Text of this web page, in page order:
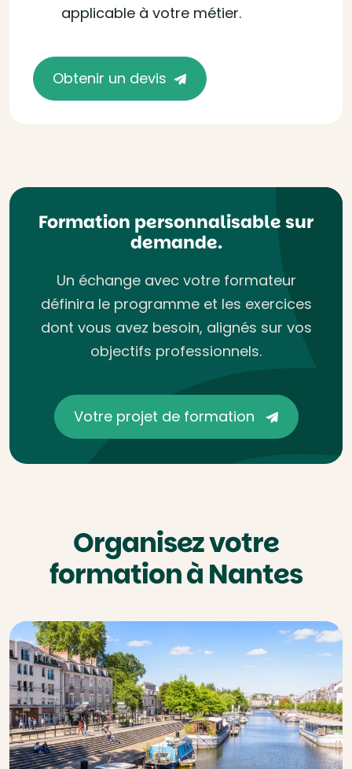
applicable à votre métier.
Obtenir un devis
Formation personnalisable sur
demande.
Un échange avec votre formateur
définira le programme et les exercices
dont vous avez besoin, alignés sur vos
objectifs professionnels.
Votre projet de formation
Organisez votre
formation à Nantes